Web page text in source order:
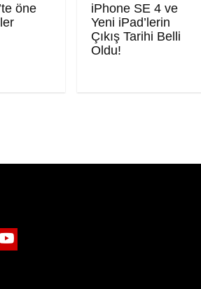
öne
iPhone SE 4 ve
Yeni iPad’lerin
Çıkış Tarihi Belli
Oldu!